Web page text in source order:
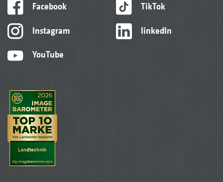
Facebook
Instagram
YouTube
TikTok
linkedIn